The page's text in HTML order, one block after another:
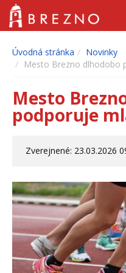
Úvodná stránka
Novinky
Mesto Brezno dlhodobo
Mesto
podporuje
Zverejnené: 23.03.2026